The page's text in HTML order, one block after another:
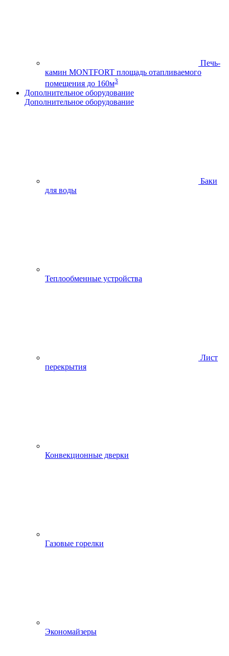
Печь-
камин MONTFORT площадь отапливаемого
помещения до 160м3
Дополнительное оборудование
Дополнительное оборудование
Баки
для воды
Теплообменные устройства
Лист
перекрытия
Конвекционные дверки
Газовые горелки
Экономайзеры